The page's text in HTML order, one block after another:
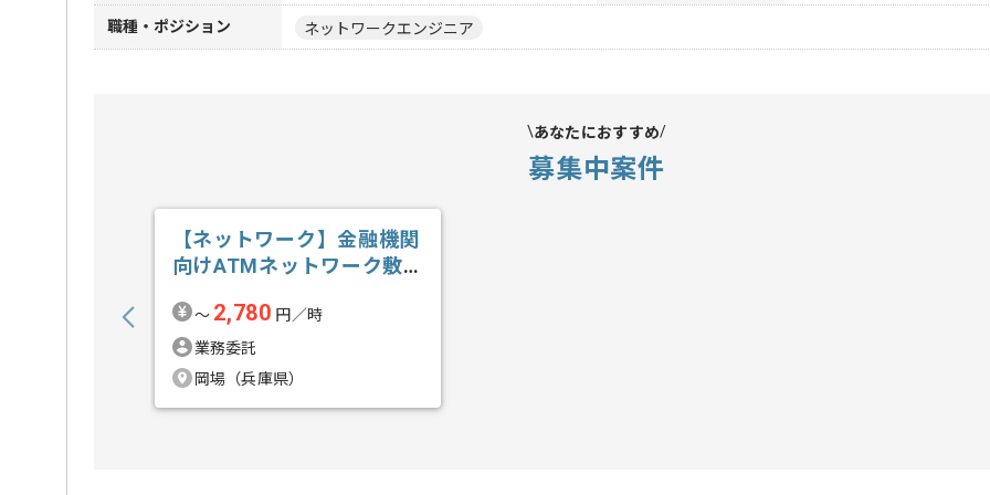
職種・ポジション ネットワークエンジニア
あなたにおすすめ
募集中案件
【ネットワーク】金融機関
向けATMネットワーク敷
〜 2,780 円／時
業務委託
岡場（兵庫県）